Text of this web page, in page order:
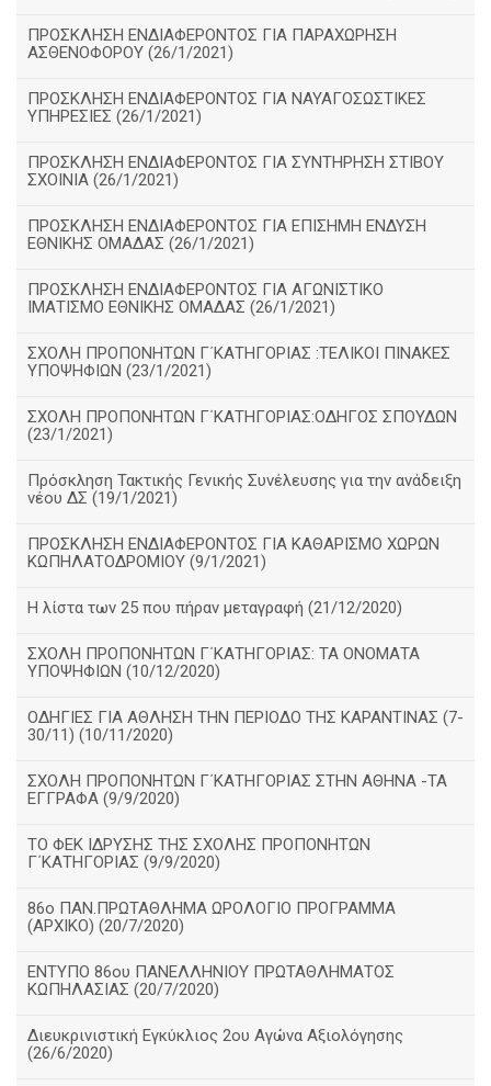
ΠΡΟΣΚΛΗΣΗ ΕΝΔΙΑΦΕΡΟΝΤΟΣ ΓΙΑ ΠΑΡΑΧΩΡΗΣΗ
ΑΣΘΕΝΟΦΟΡΟΥ (26/1/2021)
ΠΡΟΣΚΛΗΣΗ ΕΝΔΙΑΦΕΡΟΝΤΟΣ ΓΙΑ ΝΑΥΑΓΟΣΩΣΤΙΚΕΣ
ΥΠΗΡΕΣΙΕΣ (26/1/2021)
ΠΡΟΣΚΛΗΣΗ ΕΝΔΙΑΦΕΡΟΝΤΟΣ ΓΙΑ ΣΥΝΤΗΡΗΣΗ ΣΤΙΒΟΥ
ΣΧΟΙΝΙΑ (26/1/2021)
ΠΡΟΣΚΛΗΣΗ ΕΝΔΙΑΦΕΡΟΝΤΟΣ ΓΙΑ ΕΠΙΣΗΜΗ ΕΝΔΥΣΗ
ΕΘΝΙΚΗΣ ΟΜΑΔΑΣ (26/1/2021)
ΠΡΟΣΚΛΗΣΗ ΕΝΔΙΑΦΕΡΟΝΤΟΣ ΓΙΑ ΑΓΩΝΙΣΤΙΚΟ
ΙΜΑΤΙΣΜΟ ΕΘΝΙΚΗΣ ΟΜΑΔΑΣ (26/1/2021)
ΣΧΟΛΗ ΠΡΟΠΟΝΗΤΩΝ Γ΄ΚΑΤΗΓΟΡΙΑΣ :ΤΕΛΙΚΟΙ ΠΙΝΑΚΕΣ
ΥΠΟΨΗΦΙΩΝ (23/1/2021)
ΣΧΟΛΗ ΠΡΟΠΟΝΗΤΩΝ Γ΄ΚΑΤΗΓΟΡΙΑΣ:ΟΔΗΓΟΣ ΣΠΟΥΔΩΝ
(23/1/2021)
Πρόσκληση Τακτικής Γενικής Συνέλευσης για την ανάδειξη
νέου ΔΣ (19/1/2021)
ΠΡΟΣΚΛΗΣΗ ΕΝΔΙΑΦΕΡΟΝΤΟΣ ΓΙΑ ΚΑΘΑΡΙΣΜΟ ΧΩΡΩΝ
ΚΩΠΗΛΑΤΟΔΡΟΜΙΟΥ (9/1/2021)
Η λίστα των 25 που πήραν μεταγραφή (21/12/2020)
ΣΧΟΛΗ ΠΡΟΠΟΝΗΤΩΝ Γ΄ΚΑΤΗΓΟΡΙΑΣ: ΤΑ ΟΝΟΜΑΤΑ
ΥΠΟΨΗΦΙΩΝ (10/12/2020)
ΟΔΗΓΙΕΣ ΓΙΑ ΑΘΛΗΣΗ ΤΗΝ ΠΕΡΙΟΔΟ ΤΗΣ ΚΑΡΑΝΤΙΝΑΣ (7-
30/11) (10/11/2020)
ΣΧΟΛΗ ΠΡΟΠΟΝΗΤΩΝ Γ΄ΚΑΤΗΓΟΡΙΑΣ ΣΤΗΝ ΑΘΗΝΑ -ΤΑ
ΕΓΓΡΑΦΑ (9/9/2020)
TO ΦΕΚ ΙΔΡΥΣΗΣ ΤΗΣ ΣΧΟΛΗΣ ΠΡΟΠΟΝΗΤΩΝ
Γ΄ΚΑΤΗΓΟΡΙΑΣ (9/9/2020)
86o ΠΑΝ.ΠΡΩΤΑΘΛΗΜΑ ΩΡΟΛΟΓΙΟ ΠΡΟΓΡΑΜΜΑ
(ΑΡΧΙΚΟ) (20/7/2020)
ΕΝΤΥΠΟ 86ου ΠΑΝΕΛΛΗΝΙΟΥ ΠΡΩΤΑΘΛΗΜΑΤΟΣ
ΚΩΠΗΛΑΣΙΑΣ (20/7/2020)
Διευκρινιστική Εγκύκλιος 2ου Αγώνα Αξιολόγησης
(26/6/2020)